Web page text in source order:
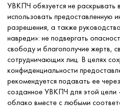
УВКПЧ обязуется не раскрывать
использовать предоставленную
разрешения, а также
навреди»: не подвергать
свободу и благополучие жертв,
сотрудничающих лиц. В целях
конфиденциальности
рекомендуется подавать ее через
созданное УВКПЧ для этой цели
облако вместе с любыми